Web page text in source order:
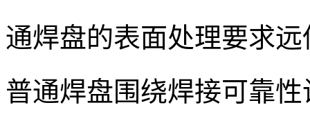
通焊盘的表面处理要求
普通焊盘围绕焊接可靠